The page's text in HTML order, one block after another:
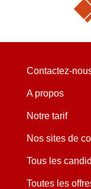
Contactez-
A propos
Notre tarif
Nos sites de
Tous les
Toutes les